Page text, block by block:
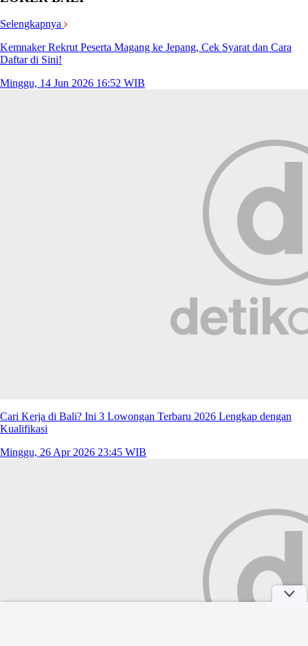
Selengkapnya
Kemnaker Rekrut Peserta Magang ke Jepang, Cek Syarat dan Cara
Daftar di Sini!
Minggu, 14 Jun 2026 16:52 WIB
Cari Kerja di Bali? Ini 3 Lowongan Terbaru 2026 Lengkap dengan
Kualifikasi
Minggu, 26 Apr 2026 23:45 WIB